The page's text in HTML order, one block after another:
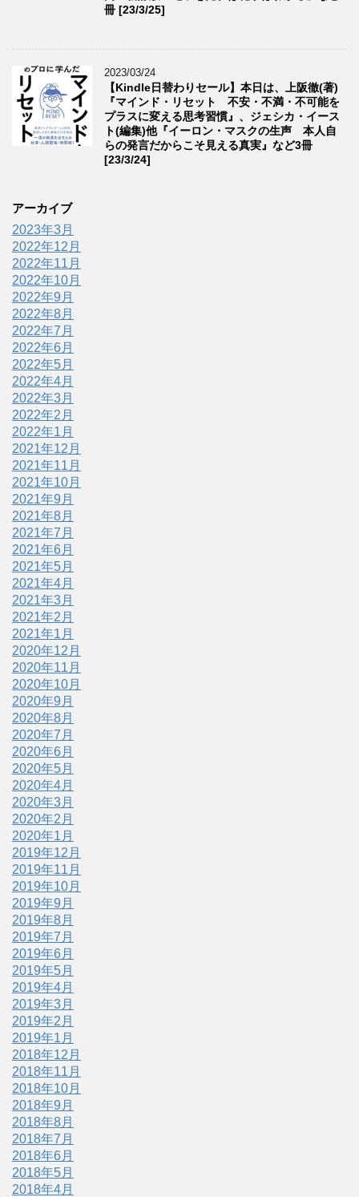
冊 [23/3/25]
2023/03/24
【Kindle日替わりセール】本日は、上阪徹(著)
『マインド・リセット 不安・不満・不可能を
プラスに変える思考習慣』、ジェシカ・イース
ト(編集)他『イーロン・マスクの生声 本人自
らの発言だからこそ見える真実』など3冊
[23/3/24]
アーカイブ
2023年3月
2022年12月
2022年11月
2022年10月
2022年9月
2022年8月
2022年7月
2022年6月
2022年5月
2022年4月
2022年3月
2022年2月
2022年1月
2021年12月
2021年11月
2021年10月
2021年9月
2021年8月
2021年7月
2021年6月
2021年5月
2021年4月
2021年3月
2021年2月
2021年1月
2020年12月
2020年11月
2020年10月
2020年9月
2020年8月
2020年7月
2020年6月
2020年5月
2020年4月
2020年3月
2020年2月
2020年1月
2019年12月
2019年11月
2019年10月
2019年9月
2019年8月
2019年7月
2019年6月
2019年5月
2019年4月
2019年3月
2019年2月
2019年1月
2018年12月
2018年11月
2018年10月
2018年9月
2018年8月
2018年7月
2018年6月
2018年5月
2018年4月